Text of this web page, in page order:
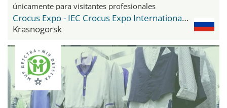
únicamente para visitantes profesionales
Crocus Expo - IEC Crocus Expo International Exhibition Centre
Krasnogorsk